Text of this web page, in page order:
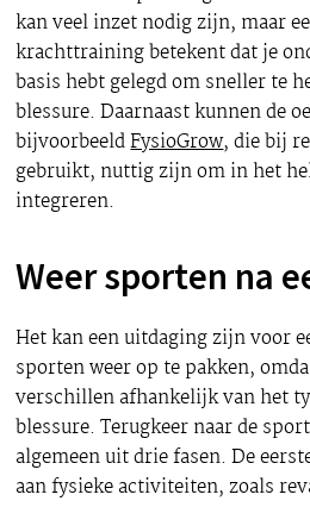
kan veel inzet nodig zijn, maar
krachttraining betekent dat je
basis hebt gelegd om sneller te
blessure. Daarnaast kunnen de
bijvoorbeeldFysioGrow, die bij
gebruikt, nuttig zijn om in het
integreren.
Weer sporten na
Het kan een uitdaging zijn voor
sporten weer op te pakken,
verschillen afhankelijk van het
blessure. Terugkeer naar de
algemeen uit drie fasen. De
aan fysieke activiteiten, zoals